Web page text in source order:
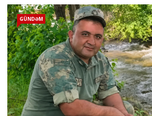
GÜNDƏM